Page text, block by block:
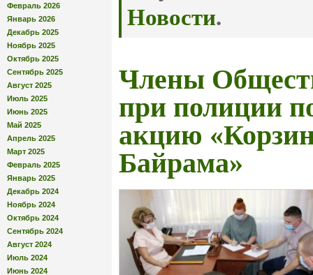
Февраль 2026
Январь 2026
Декабрь 2025
Ноябрь 2025
Октябрь 2025
Сентябрь 2025
Август 2025
Июль 2025
Июнь 2025
Май 2025
Апрель 2025
Март 2025
Февраль 2025
Январь 2025
Декабрь 2024
Ноябрь 2024
Октябрь 2024
Сентябрь 2024
Август 2024
Июль 2024
Июнь 2024
Новости.
Члены
при полиции
акцию
Байрама»